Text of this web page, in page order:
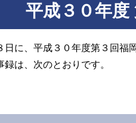
平成３０年度
日に、平成３０年度第３回福
は、次のとおりです。